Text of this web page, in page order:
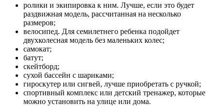
ролики и экипировка к ним. Лучше, если это будет
раздвижная модель, рассчитанная на несколько
размеров;
велосипед. Для семилетнего ребенка подойдет
двухколесная модель без маленьких колес;
самокат;
батут;
скейтборд;
сухой бассейн с шариками;
гироскутер или сигвей, лучше приобретать с ручкой;
спортивный комплекс или детский тренажер, которые
можно установить на улице или дома.